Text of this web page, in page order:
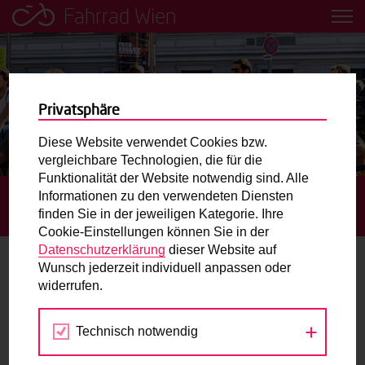
Fahrrad Wien
Leih dir einfach ein Transportfahrrad in deiner Nähe aus!
Mobilitätsbildung für Kinder und
Jugendliche
Radweg-Projektkarte
Routenplaner
Mit dem Fahrrad in Wien unterwegs? Hier finden Sie die
beste Route.
Wunschbox
Sie haben ein Anliegen zum Radverkehr? Schreiben Sie
STARTSEITE BLOG
RING 150+: VISIONEN FÜR DIE
WIENER RINGSTRASSE
Ring 150+: Visionen für die Wiener
Ringstraße
Privatsphäre
Diese Website verwendet Cookies bzw.
vergleichbare Technologien, die für die
Funktionalität der Website notwendig sind. Alle
Informationen zu den verwendeten Diensten
finden Sie in der jeweiligen Kategorie. Ihre
Cookie-Einstellungen können Sie in der
Datenschutzerklärung dieser Website auf
Wunsch jederzeit individuell anpassen oder
widerrufen.
Technisch notwendig